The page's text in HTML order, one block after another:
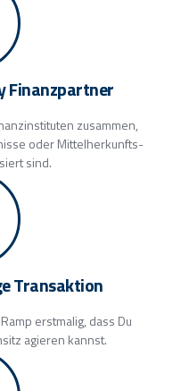
Finanzpartner
zusammen,
oder Mittelherkunfts-
sind.
Transaktion
erstmalig, dass Du
agieren kannst.